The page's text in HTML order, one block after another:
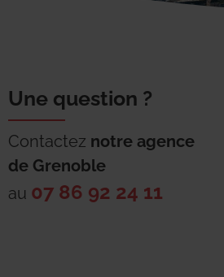
Une question ?
Contactez notre agence
de Grenoble
au 07 86 92 24 11